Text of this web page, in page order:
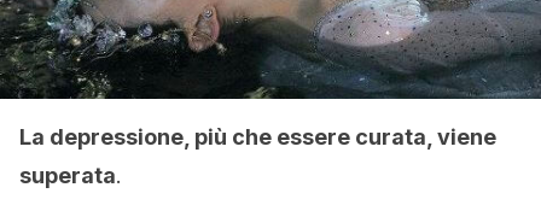
La depressione, più che essere curata, viene
superata.